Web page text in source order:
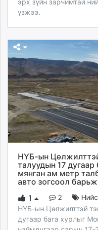
эрх зүйн зарчимтай
үзжээ.
НҮБ-ын
талуудын 17
мянган ам метр
авто зогсоол
1
2
НҮБ-ын Цөлжилттэй
дугаар бага хурлыг